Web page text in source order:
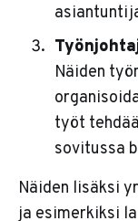
Näiden
työt
sovitussa
Näiden lisäksi
ja esimerkiksi